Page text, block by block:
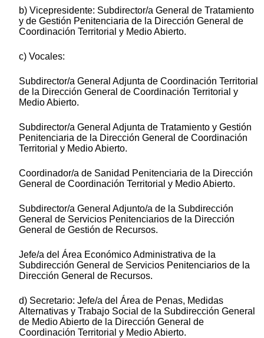
b) Vicepresidente: Subdirector/a General de Tratamiento
y de Gestión Penitenciaria de la Dirección General de
Coordinación Territorial y Medio Abierto.
c) Vocales:
Subdirector/a General Adjunta de Coordinación Territorial
de la Dirección General de Coordinación Territorial y
Medio Abierto.
Subdirector/a General Adjunta de Tratamiento y Gestión
Penitenciaria de la Dirección General de Coordinación
Territorial y Medio Abierto.
Coordinador/a de Sanidad Penitenciaria de la Dirección
General de Coordinación Territorial y Medio Abierto.
Subdirector/a General Adjunto/a de la Subdirección
General de Servicios Penitenciarios de la Dirección
General de Gestión de Recursos.
Jefe/a del Área Económico Administrativa de la
Subdirección General de Servicios Penitenciarios de la
Dirección General de Recursos.
d) Secretario: Jefe/a del Área de Penas, Medidas
Alternativas y Trabajo Social de la Subdirección General
de Medio Abierto de la Dirección General de
Coordinación Territorial y Medio Abierto.